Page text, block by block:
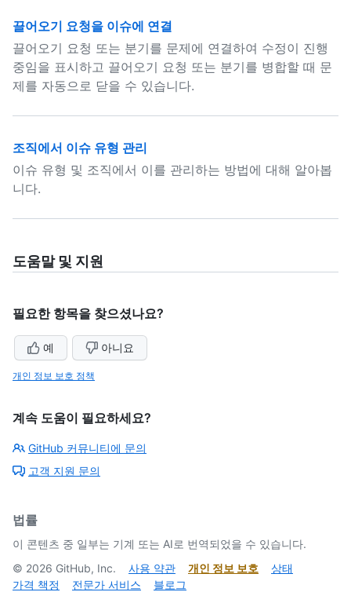
끌어오기 요청을 이슈에 연결
끌어오기 요청 또는 분기를 문제에 연결하여 수정이 진행
중임을 표시하고 끌어오기 요청 또는 분기를 병합할 때 문
제를 자동으로 닫을 수 있습니다.
조직에서 이슈 유형 관리
이슈 유형 및 조직에서 이를 관리하는 방법에 대해 알아봅
니다.
도움말 및 지원
필요한 항목을 찾으셨나요?
예 아니요
개인 정보 보호 정책
계속 도움이 필요하세요?
GitHub 커뮤니티에 문의
고객 지원 문의
법률
이 콘텐츠 중 일부는 기계 또는 AI로 번역되었을 수 있습니다.
© 2026 GitHub, Inc. 사용 약관 개인 정보 보호
상태
가격 책정
전문가 서비스 블로그